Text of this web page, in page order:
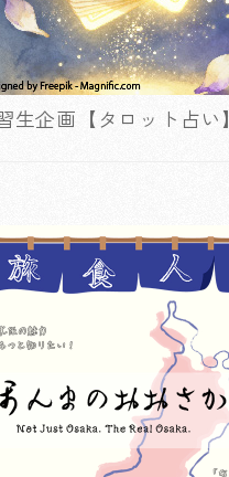
生企画【タロット占い】